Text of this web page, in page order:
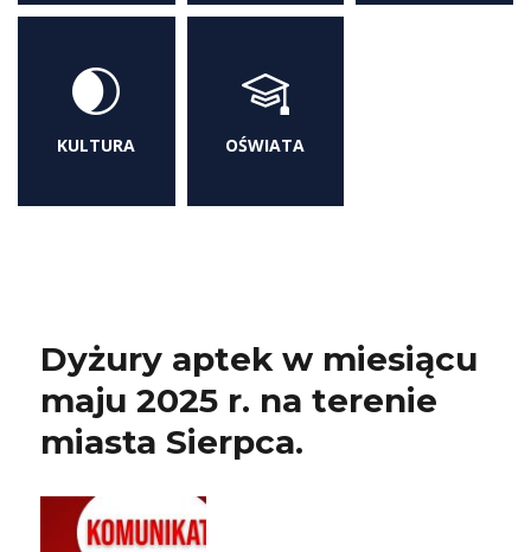
KULTURA OŚWIATA
Dyżury aptek w miesiącu
maju 2025 r. na terenie
miasta Sierpca.